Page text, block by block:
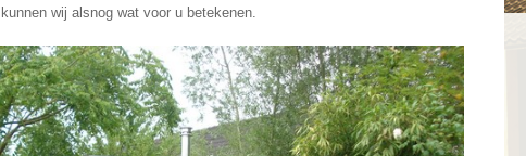
wij alsnog wat voor u betekenen.